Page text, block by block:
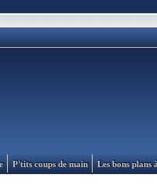
P'tits coups de main Les bons plans